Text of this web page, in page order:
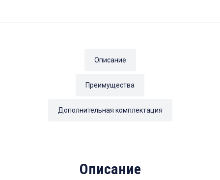
Описание
Преимущества
Дополнительная комплектация
Описание